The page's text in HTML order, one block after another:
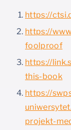
https://
https://
foolproof
https://
this-book
https://
projekt-